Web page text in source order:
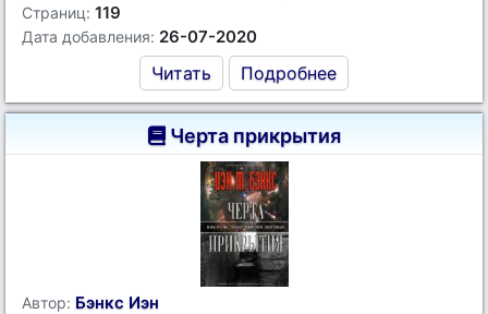
Страниц: 119
Дата добавления: 26-07-2020
Читать Подробнее
Черта прикрытия
Автор: Бэнкс Иэн